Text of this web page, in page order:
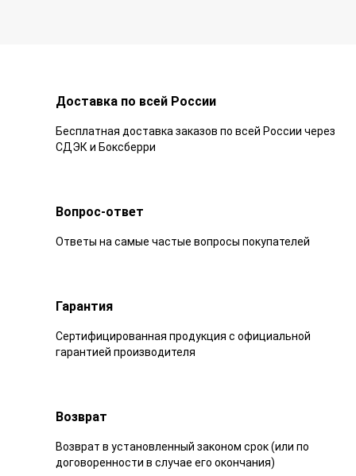
Доставка по всей России
Бесплатная доставка заказов по всей России через
СДЭК и Боксберри
Вопрос-ответ
Ответы на самые частые вопросы покупателей
Гарантия
Сертифицированная продукция с официальной
гарантией производителя
Возврат
Возврат в установленный законом срок (или по
договоренности в случае его окончания)